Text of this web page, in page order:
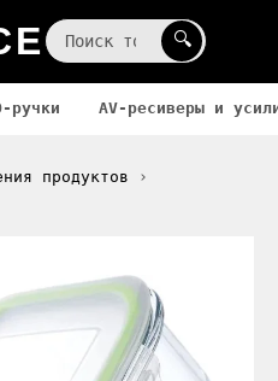
🔍
ручки AV-ресиверы и
продуктов